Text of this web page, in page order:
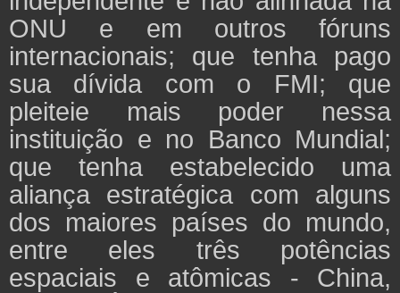
ONU e em outros fóruns
internacionais; que tenha pago
sua dívida com o FMI; que
pleiteie mais poder nessa
instituição e no Banco Mundial;
que tenha estabelecido uma
aliança estratégica com alguns
dos maiores países do mundo,
entre eles três potências
espaciais e atômicas - China,